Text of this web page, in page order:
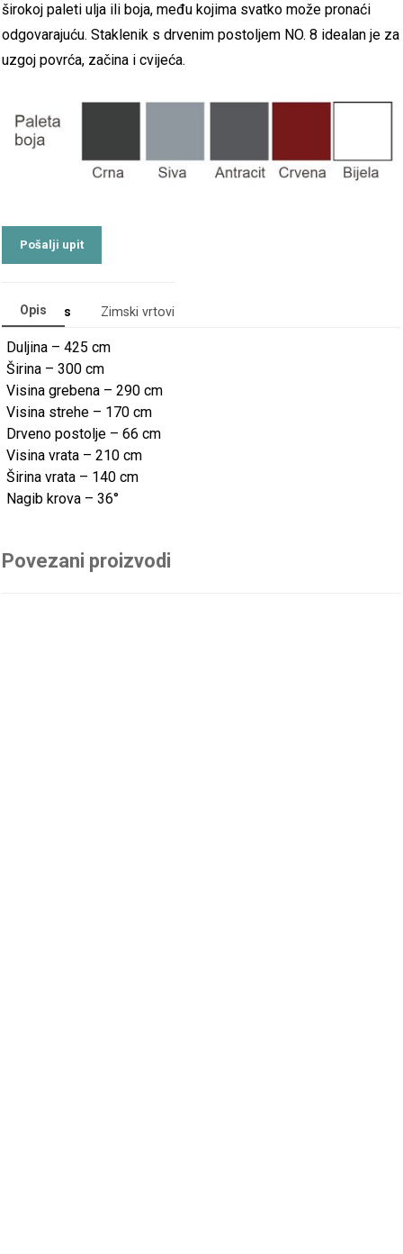
širokoj paleti ulja ili boja, među kojima svatko može pronaći
odgovarajuću. Staklenik s drvenim postoljem NO. 8 idealan je za
uzgoj povrća, začina i cvijeća.
Categories Zimski vrtovi
Opis
Duljina – 425 cm
Širina – 300 cm
Visina grebena – 290 cm
Visina strehe – 170 cm
Drveno postolje – 66 cm
Visina vrata – 210 cm
Širina vrata – 140 cm
Nagib krova – 36°
Povezani proizvodi